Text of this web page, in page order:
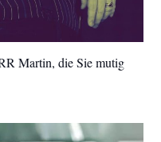
Martin, die Sie mutig